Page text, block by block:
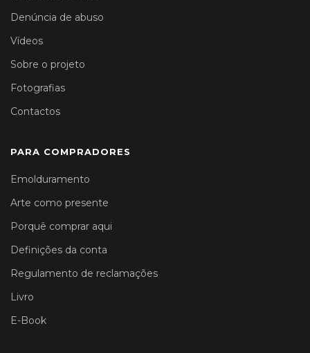
Denúncia de abuso
Vídeos
Sobre o projeto
Fotografias
Contactos
PARA COMPRADORES
Emolduramento
Arte como presente
Porquê comprar aqui
Definições da conta
Regulamento de reclamações
Livro
E-Book